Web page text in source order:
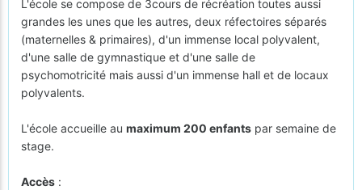
L'école se compose de 3cours de récréation toutes aussi
grandes les unes que les autres, deux réfectoires séparés
(maternelles & primaires), d'un immense local polyvalent,
d'une salle de gymnastique et d'une salle de
psychomotricité mais aussi d'un immense hall et de locaux
polyvalents.
L'école accueille au maximum 200 enfants par semaine de
stage.
Accès :